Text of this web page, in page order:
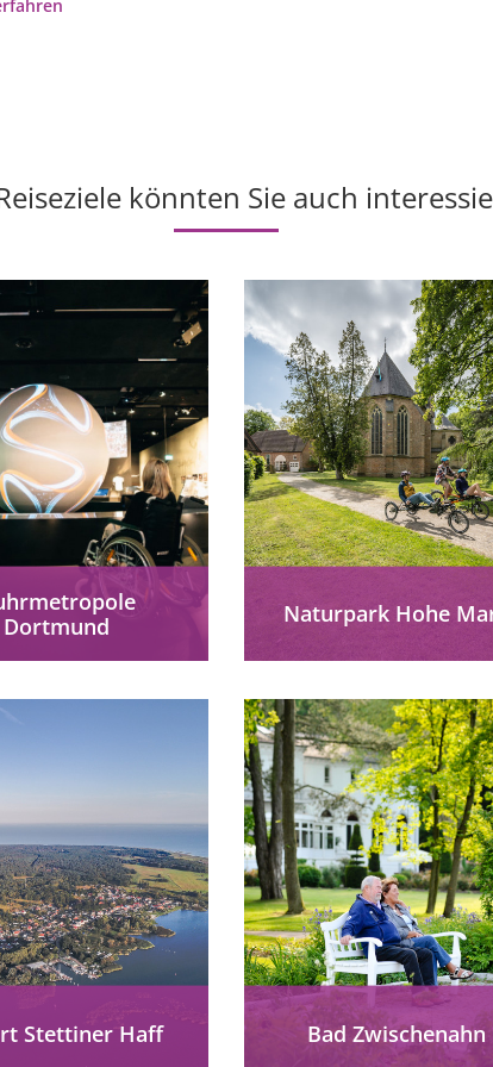
könnten Sie auch
Dortmund
Fußball in der
erfahren
Naturpark Hohe
barrierefrei
Heide,
Rundwege und Routen
Alle zwischen
Münsterland und
mehr erfahren
Stettiner Haff Bad Zwischenahn